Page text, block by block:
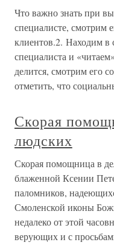
Что важно знать при
специалисте, смотрим
клиентов.2. Находим в
специалиста и
делится, смотрим его
отметить, что
Скорая
людских
Скорая помощница в
блаженной Ксении
паломников,
Смоленской иконы
недалеко от этой
верующих и с